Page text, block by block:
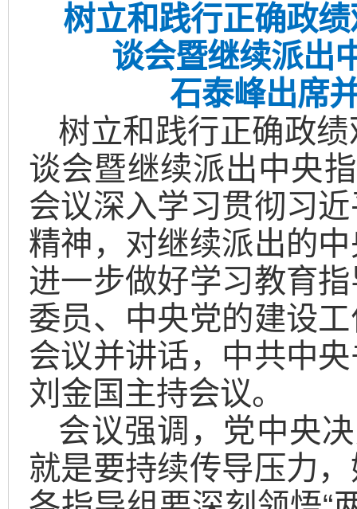
树立和践行正确政
谈会暨继续派出
石泰峰出席
树立和践行正确政
谈会暨继续派出中央
会议深入学习贯彻习
精神，对继续派出的
进一步做好学习教育
委员、中央党的建设
会议并讲话，中共中
刘金国主持会议。
会议强调，党中央
就是要持续传导压力